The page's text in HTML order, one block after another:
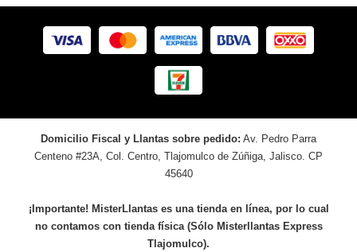
Domicilio Fiscal y Llantas sobre pedido: Av. Pedro Parra
Centeno #23A, Col. Centro, Tlajomulco de Zúñiga, Jalisco. CP
45640
¡Importante! MisterLlantas es una tienda en línea, por lo cual
no contamos con tienda física (Sólo Misterllantas Express
Tlajomulco).